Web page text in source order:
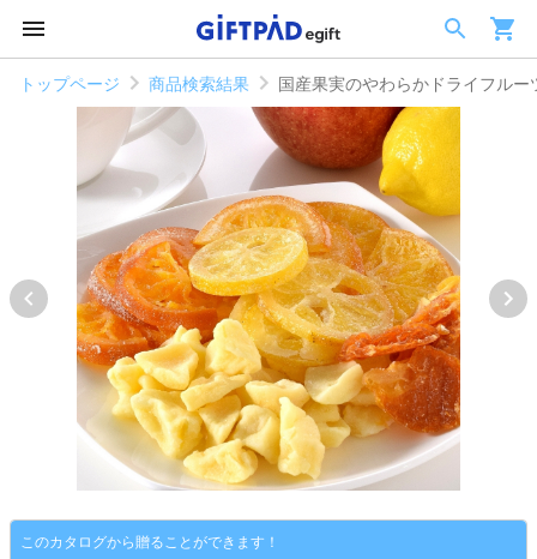
トップページ 商品検索結果 国産果実のやわらかドライフルー
このカタログから贈ることができます！